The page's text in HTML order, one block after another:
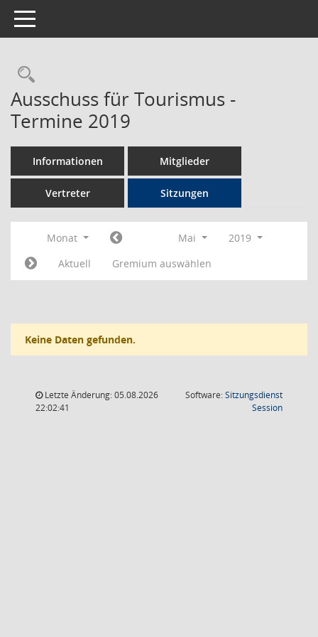
Toggle navigation
Rechercheauswahl
Ausschuss für Tourismus -
Termine 2019
Informationen Mitglieder
Vertreter Sitzungen
Monat Mai
2019
Aktuell
Gremium auswählen
Keine Daten gefunden.
Letzte Änderung: 05.08.2026
22:02:41
Software:Sitzungsdienst
Session(Wird in